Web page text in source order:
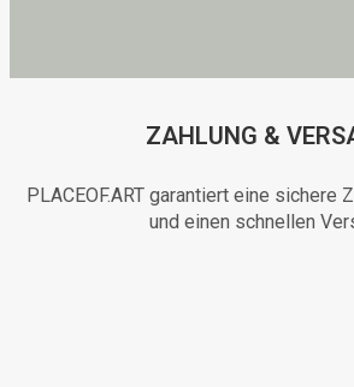
ZAHLUNG &
PLACEOF.ART garantiert eine sichere
und einen schnellen